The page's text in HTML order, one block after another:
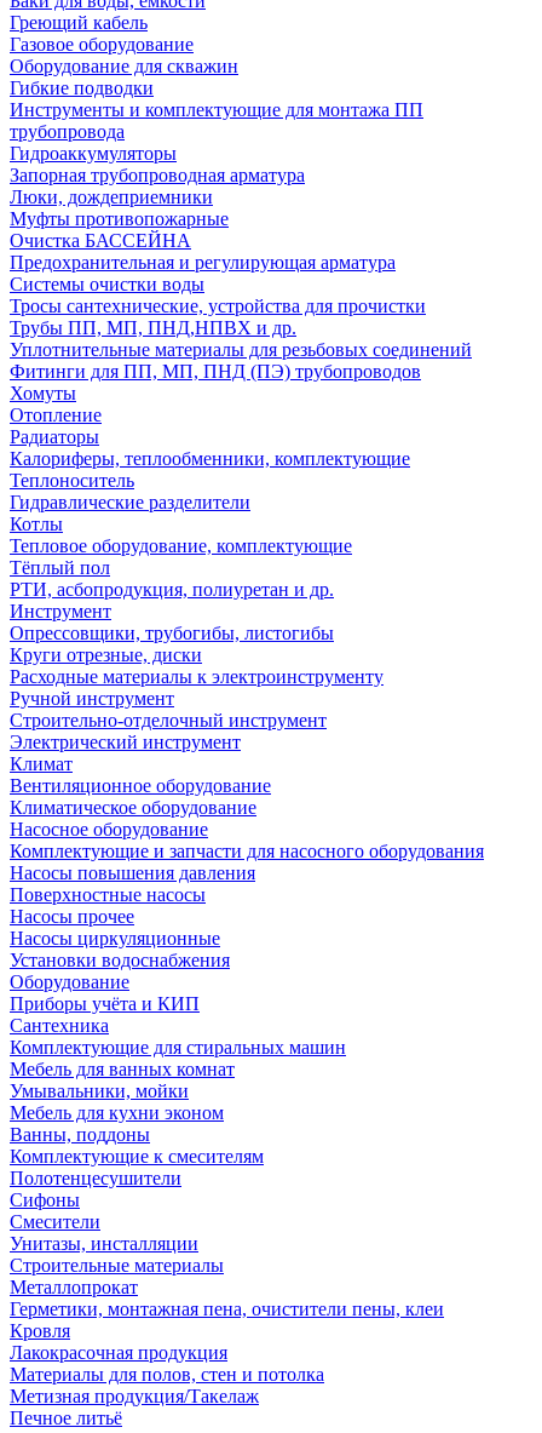
Греющий кабель
Газовое оборудование
Оборудование для скважин
Гибкие подводки
Инструменты и комплектующие для монтажа ПП
трубопровода
Гидроаккумуляторы
Запорная трубопроводная арматура
Люки, дождеприемники
Муфты противопожарные
Очистка БАССЕЙНА
Предохранительная и регулирующая арматура
Системы очистки воды
Тросы сантехнические, устройства для прочистки
Трубы ПП, МП, ПНД,НПВХ и др.
Уплотнительные материалы для резьбовых соединений
Фитинги для ПП, МП, ПНД (ПЭ) трубопроводов
Хомуты
Отопление
Радиаторы
Калориферы, теплообменники, комплектующие
Теплоноситель
Гидравлические разделители
Котлы
Тепловое оборудование, комплектующие
Тёплый пол
РТИ, асбопродукция, полиуретан и др.
Инструмент
Опрессовщики, трубогибы, листогибы
Круги отрезные, диски
Расходные материалы к электроинструменту
Ручной инструмент
Строительно-отделочный инструмент
Электрический инструмент
Климат
Вентиляционное оборудование
Климатическое оборудование
Насосное оборудование
Комплектующие и запчасти для насосного оборудования
Насосы повышения давления
Поверхностные насосы
Насосы прочее
Насосы циркуляционные
Установки водоснабжения
Оборудование
Приборы учёта и КИП
Сантехника
Комплектующие для стиральных машин
Мебель для ванных комнат
Умывальники, мойки
Мебель для кухни эконом
Ванны, поддоны
Комплектующие к смесителям
Полотенцесушители
Сифоны
Смесители
Унитазы, инсталляции
Строительные материалы
Металлопрокат
Герметики, монтажная пена, очистители пены, клеи
Кровля
Лакокрасочная продукция
Материалы для полов, стен и потолка
Метизная продукция/Такелаж
Печное литьё